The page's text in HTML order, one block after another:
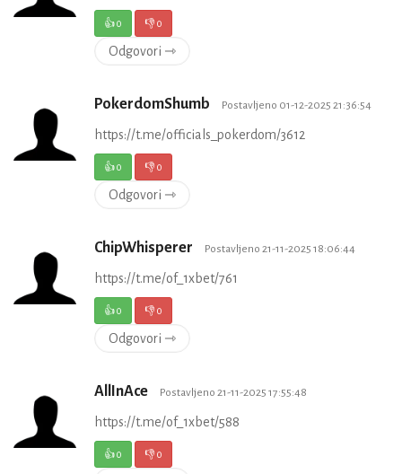
👍0 👎0
Odgovori ⇾
PokerdomShumb Postavljeno 01-12-2025 21:36:54
https://t.me/officials_pokerdom/3612
👍0 👎0
Odgovori ⇾
ChipWhisperer Postavljeno 21-11-2025 18:06:44
https://t.me/of_1xbet/761
👍0 👎0
Odgovori ⇾
AllInAce Postavljeno 21-11-2025 17:55:48
https://t.me/of_1xbet/588
👍0 👎0